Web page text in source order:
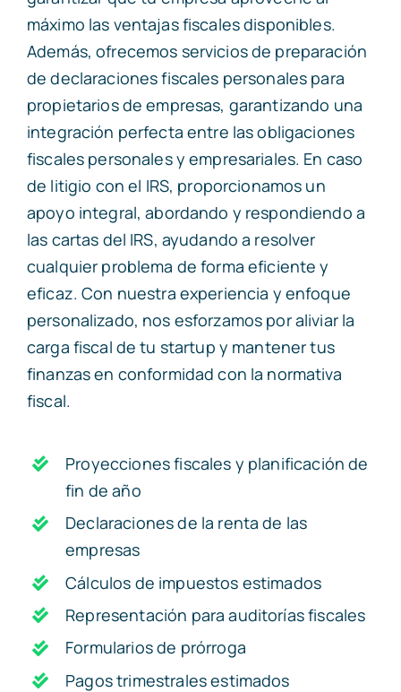
máximo las ventajas fiscales disponibles.
Además, ofrecemos servicios de preparación
de declaraciones fiscales personales para
propietarios de empresas, garantizando una
integración perfecta entre las obligaciones
fiscales personales y empresariales. En caso
de litigio con el IRS, proporcionamos un
apoyo integral, abordando y respondiendo a
las cartas del IRS, ayudando a resolver
cualquier problema de forma eficiente y
eficaz. Con nuestra experiencia y enfoque
personalizado, nos esforzamos por aliviar la
carga fiscal de tu startup y mantener tus
finanzas en conformidad con la normativa
fiscal.
Proyecciones fiscales y planificación de
fin de año
Declaraciones de la renta de las
empresas
Cálculos de impuestos estimados
Representación para auditorías fiscales
Formularios de prórroga
Pagos trimestrales estimados